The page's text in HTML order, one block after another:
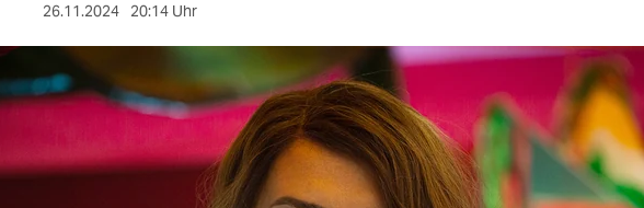
26.11.2024 20:14 Uhr